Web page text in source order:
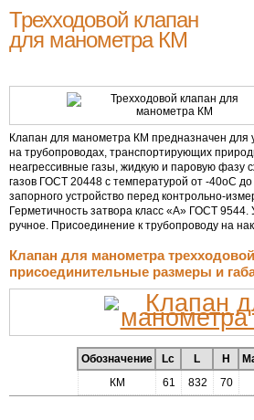
Трехходовой клапан
для манометра КМ
Клапан для манометра КМ предназначен для
на трубопроводах, транспортирующих
неагрессивные газы, жидкую и паровую фазу
газов ГОСТ 20448 с температурой от -40oС до
запорного устройство перед контрольно-
Герметичность затвора класс «А» ГОСТ
ручное. Присоединение к трубопроводу на
Клапан для манометра
присоединительные размеры и
Обозначение Lc L H
КМ
61 832 70